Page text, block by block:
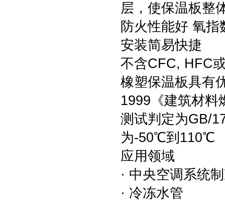
层，使保温板整
防火性能好 氧指
安装简易快捷
不含CFC, HFC
橡塑保温板具有
1999《建筑材料
测试判定为GB/
为-50℃到110℃
应用领域
· 中央空调系统
· 冷冻水管